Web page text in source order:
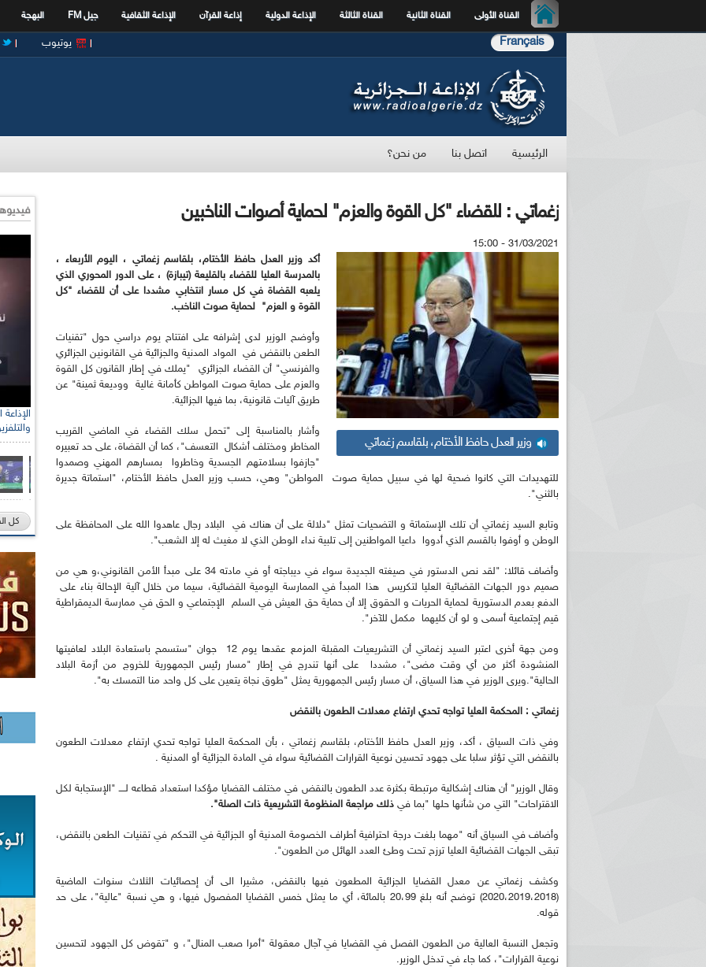
القناة الأولى القناة الثانية القناة الثالثة الإذاعة الدولية إذاعة القرآن الإذاعة الثقافية جيل FM البهجة
Français يوتيوب
الرئيسية اتصل بنا من نحن؟
زغماتي : للقضاء "كل القوة والعزم" لحماية أصوات الناخبين
31/03/2021 - 15:00
وزير العدل حافظ الأختام، بلقاسم زغماتي
أكد وزير العدل حافظ الأختام، بلقاسم زغماتي ، اليوم الأربعاء ،
بالمدرسة العليا للقضاء بالقليعة (تيبازة) ، على الدور المحوري الذي
يلعبه القضاة في كل مسار انتخابي مشددا على أن للقضاء "كل
القوة و العزم" لحماية صوت الناخب.
وأوضح الوزير لدى إشرافه على افتتاح يوم دراسي حول "تقنيات
الطعن بالنقض في المواد المدنية والجزائية في القانونين الجزائري
والفرنسي" أن القضاء الجزائري "يملك في إطار القانون كل القوة
والعزم على حماية صوت المواطن كأمانة غالية ووديعة ثمينة" عن
طريق آليات قانونية، بما فيها الجزائية.
وأشار بالمناسبة إلى "تحمل سلك القضاء في الماضي القريب
المخاطر ومختلف أشكال التعسف"، كما أن القضاة، على حد تعبيره
"جازفوا بسلامتهم الجسدية وخاطروا بمسارهم المهني وصمدوا
للتهديدات التي كانوا ضحية لها في سبيل حماية صوت المواطن" وهي، حسب وزير العدل حافظ الأختام، "استماتة جديرة
بالثني".
وتابع السيد زغماتي أن تلك الإستماتة و التضحيات تمثل "دلالة على أن هناك في البلاد رجال عاهدوا الله على المحافظة على
الوطن و أوفوا بالقسم الذي أدووا داعيا المواطنين إلى تلبية نداء الوطن الذي لا مغيث له إلا الشعب".
وأضاف قائلا: "لقد نص الدستور في صيغته الجديدة سواء في ديباجته أو في مادته 34 على مبدأ الأمن القانوني،و هي من
صميم دور الجهات القضائية العليا لتكريس هذا المبدأ في الممارسة اليومية القضائية، سيما من خلال آلية الإحالة بناء على
الدفع بعدم الدستورية لحماية الحريات و الحقوق إلا أن حماية حق العيش في السلم الإجتماعي و الحق في ممارسة الديمقراطية
قيم إجتماعية أسمى و لو أن كليهما مكمل للآخر".
ومن جهة أخرى اعتبر السيد زغماتي أن التشريعيات المقبلة المزمع عقدها يوم 12 جوان "ستسمح باستعادة البلاد لعافيتها
المنشودة أكثر من أي وقت مضى"، مشددا على أنها تندرج في إطار "مسار رئيس الجمهورية للخروج من أزمة البلاد
الحالية".ويرى الوزير في هذا السياق، أن مسار رئيس الجمهورية يمثل "طوق نجاة يتعين على كل واحد منا التمسك به".
زغماتي : المحكمة العليا تواجه تحدي ارتفاع معدلات الطعون بالنقض
وفي ذات السياق ، أكد، وزير العدل حافظ الأختام، بلقاسم زغماتي ، بأن المحكمة العليا تواجه تحدي ارتفاع معدلات الطعون
بالنقض التي تؤثر سلبا على جهود تحسين نوعية القرارات القضائية سواء في المادة الجزائية أو المدنية .
وقال الوزير" أن هناك إشكالية مرتبطة بكثرة عدد الطعون بالنقض في مختلف القضايا مؤكدا استعداد قطاعه لــــ "الإستجابة لكل
الاقتراحات" التي من شأنها حلها "بما في ذلك مراجعة المنظومة التشريعية ذات الصلة".
وأضاف في السياق أنه "مهما بلغت درجة احترافية أطراف الخصومة المدنية أو الجزائية في التحكم في تقنيات الطعن بالنقض،
تبقى الجهات القضائية العليا ترزح تحت وطئ العدد الهائل من الطعون".
وكشف زغماتي عن معدل القضايا الجزائية المطعون فيها بالنقض، مشيرا الى أن إحصائيات الثلاث سنوات الماضية
(2020،2019،2018) توضح أنه بلغ 20،99 بالمائة، أي ما يمثل خمس القضايا المفصول فيها، و هي نسبة "عالية"، على حد
قوله.
وتجعل النسبة العالية من الطعون الفصل في القضايا في آجال معقولة "أمرا صعب المنال"، و "تقوض كل الجهود لتحسين
نوعية القرارات"، كما جاء في تدخل الوزير.
كل